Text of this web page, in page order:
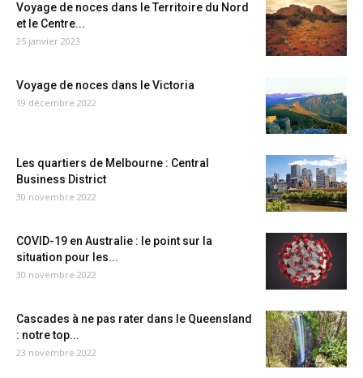
Voyage de noces dans le Territoire du Nord
et le Centre...
25 janvier 2023
Voyage de noces dans le Victoria
19 décembre 2022
Les quartiers de Melbourne : Central
Business District
30 novembre 2022
COVID-19 en Australie : le point sur la
situation pour les...
30 novembre 2022
Cascades à ne pas rater dans le Queensland
: notre top...
23 novembre 2022